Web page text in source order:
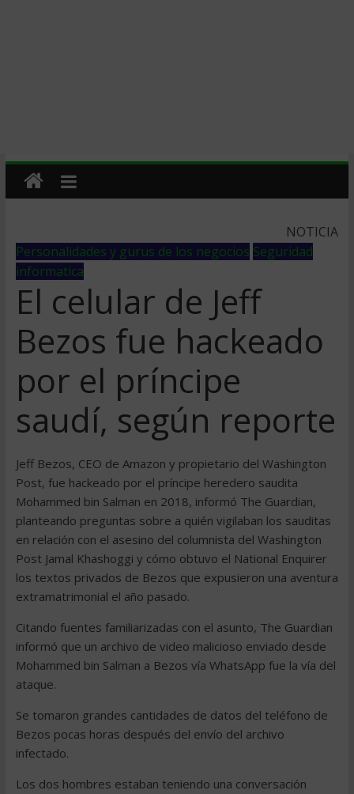
NOTICIA
Personalidades y gurus de los negocios Seguridad
informatica
El celular de Jeff
Bezos fue hackeado
por el príncipe
saudí, según reporte
Jeff Bezos, CEO de Amazon y propietario del Washington
Post, fue hackeado por el príncipe heredero saudita
Mohammed bin Salman en 2018, informó The Guardian,
planteando preguntas sobre a quién vigilaban los sauditas
en relación con el asesino del columnista del Washington
Post Jamal Khashoggi y cómo obtuvo el National Enquirer
los textos privados de Bezos que expusieron una aventura
extramatrimonial el año pasado.
Citando fuentes familiarizadas con el asunto, The Guardian
informó que un archivo de video malicioso enviado desde
Mohammed bin Salman a Bezos vía WhatsApp fue la vía del
ataque.
Se tomaron grandes cantidades de datos del teléfono de
Bezos pocas horas después del envío del archivo
infectado.
Los dos hombres estaban teniendo una conversación